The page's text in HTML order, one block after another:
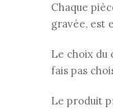
Chaque
gravée, est
Le choix du
fais pas
Le produit